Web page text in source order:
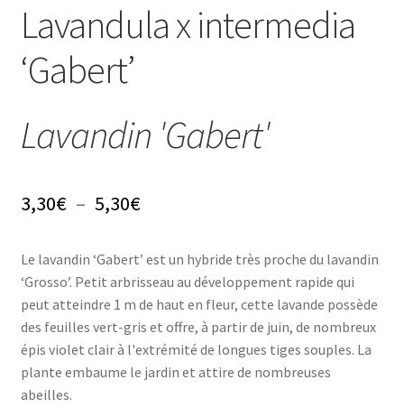
Avis GOOGLE
Lavandula x intermedia
‘Gabert’
Lavandin 'Gabert'
3,30€ – 5,30€Plage
prix :
3,30€
à
5,30€
Le lavandin ‘Gabert’ est un hybride très proche du lavandin
‘Grosso’. Petit arbrisseau au développement rapide qui
peut atteindre 1 m de haut en fleur, cette lavande possède
des feuilles vert-gris et offre, à partir de juin, de nombreux
épis violet clair à l'extrémité de longues tiges souples. La
plante embaume le jardin et attire de nombreuses
abeilles.